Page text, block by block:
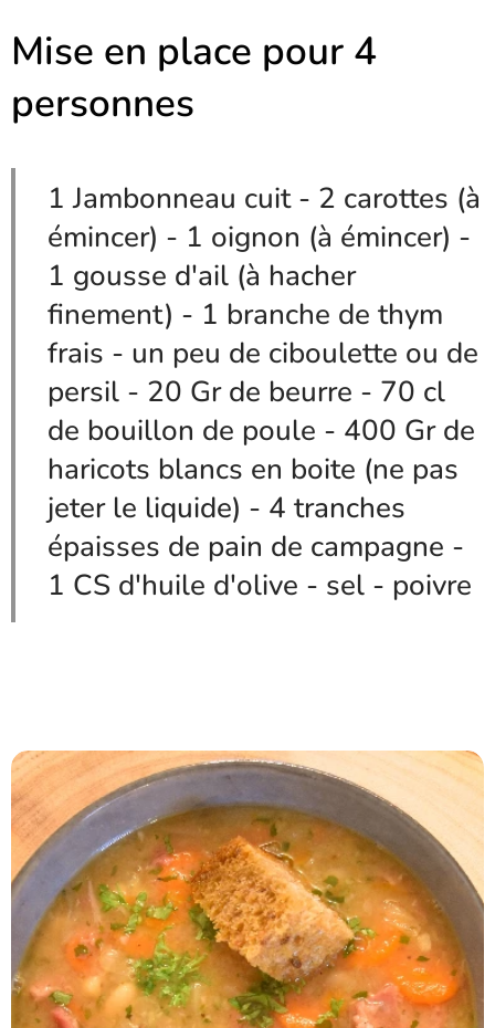
Mise en place pour 4
personnes
1 Jambonneau cuit - 2 carottes (à
émincer) - 1 oignon (à émincer) -
1 gousse d'ail (à hacher
finement) - 1 branche de thym
frais - un peu de ciboulette ou de
persil - 20 Gr de beurre - 70 cl
de bouillon de poule - 400 Gr de
haricots blancs en boite (ne pas
jeter le liquide) - 4 tranches
épaisses de pain de campagne -
1 CS d'huile d'olive - sel - poivre